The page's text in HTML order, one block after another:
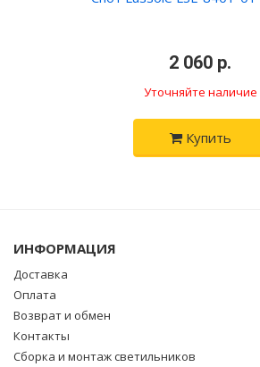
2 060 р.
Уточняйте наличие
Купить
ИНФОРМАЦИЯ
Доставка
Оплата
Возврат и обмен
Контакты
Сборка и монтаж светильников